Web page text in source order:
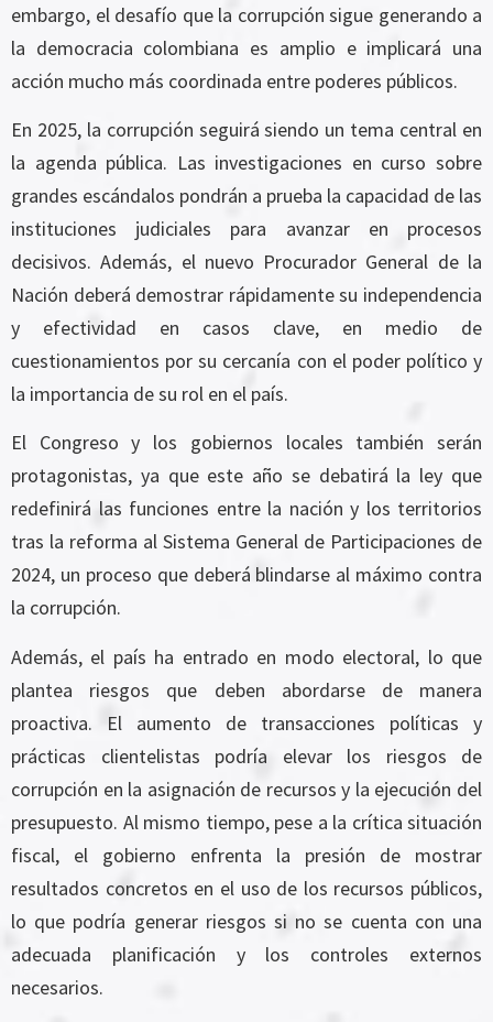
embargo, el desafío que la corrupción sigue generando a
la democracia colombiana es amplio e implicará una
acción mucho más coordinada entre poderes públicos.
En 2025, la corrupción seguirá siendo un tema central en
la agenda pública. Las investigaciones en curso sobre
grandes escándalos pondrán a prueba la capacidad de las
instituciones judiciales para avanzar en procesos
decisivos. Además, el nuevo Procurador General de la
Nación deberá demostrar rápidamente su independencia
y efectividad en casos clave, en medio de
cuestionamientos por su cercanía con el poder político y
la importancia de su rol en el país.
El Congreso y los gobiernos locales también serán
protagonistas, ya que este año se debatirá la ley que
redefinirá las funciones entre la nación y los territorios
tras la reforma al Sistema General de Participaciones de
2024, un proceso que deberá blindarse al máximo contra
la corrupción.
Además, el país ha entrado en modo electoral, lo que
plantea riesgos que deben abordarse de manera
proactiva. El aumento de transacciones políticas y
prácticas clientelistas podría elevar los riesgos de
corrupción en la asignación de recursos y la ejecución del
presupuesto. Al mismo tiempo, pese a la crítica situación
fiscal, el gobierno enfrenta la presión de mostrar
resultados concretos en el uso de los recursos públicos,
lo que podría generar riesgos si no se cuenta con una
adecuada planificación y los controles externos
necesarios.